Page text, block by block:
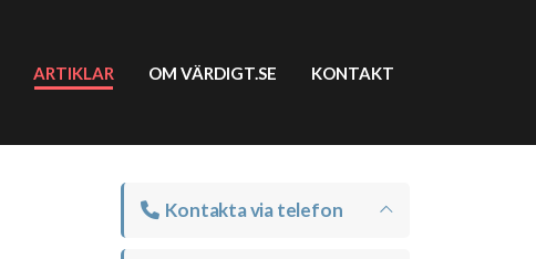
ARTIKLAR OM VÄRDIGT.SE KONTAKT
Kontakta via telefon